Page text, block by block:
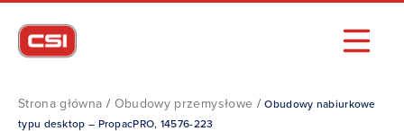
Strona główna / Obudowy przemysłowe /Obudowy nabiurkowe
typu desktop – PropacPRO, 14576-223